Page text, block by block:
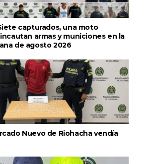
capturados, una moto
armas y municiones en la
de agosto 2026
Nuevo de Riohacha vendía